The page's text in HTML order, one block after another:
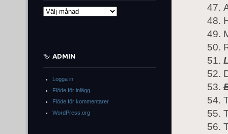
Arkiv
ADMIN
Logga in
Flöde för inlägg
Flöde för kommentarer
WordPress.org